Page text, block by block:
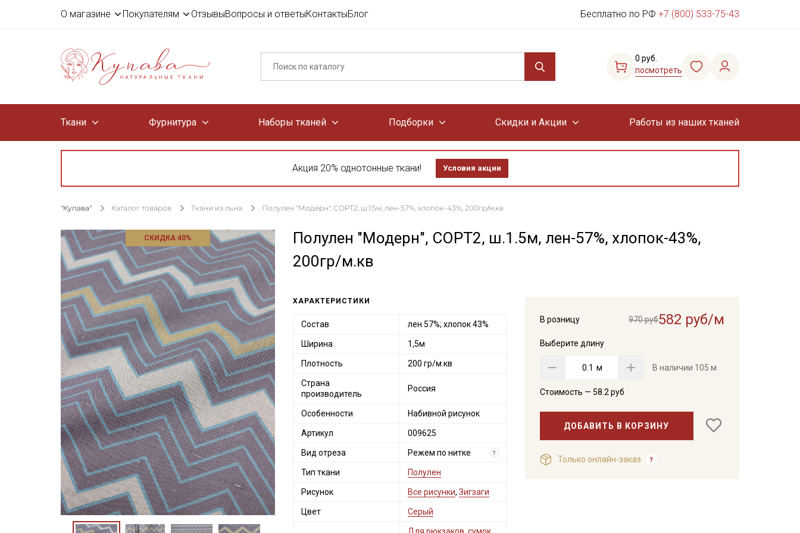
О магазине Покупателям ОтзывыВопросы и ответыКонтактыБлог Бесплатно по РФ +7 (800) 533-75-43
0 руб.
посмотреть
Ткани Фурнитура Наборы тканей Подборки Скидки и Акции Работы из наших тканей
Акция 20% однотонные ткани! Условия акции
"Купава" Каталог товаров Ткани из льна Полулен "Модерн", СОРТ2, ш.1.5м, лен-57%, хлопок-43%, 200гр/м.кв
СКИДКА 40%
Полулен "Модерн", СОРТ2, ш.1.5м, лен-57%, хлопок-43%,
200гр/м.кв
В розницу 970 руб582 руб/м
Выберите длину
м В наличии 105 м
Стоимость — 58.2 руб
ДОБАВИТЬ В КОРЗИНУ
Только онлайн-заказ
ХАРАКТЕРИСТИКИ
Состав лен 57%; хлопок 43%
Ширина 1,5м
Плотность 200 гр/м.кв
Страна
производитель
Россия
Особенности Набивной рисунок
Артикул 009625
Вид отреза Режем по нитке ?
Тип ткани Полулен
Рисунок Все рисунки, Зигзаги
Цвет Серый